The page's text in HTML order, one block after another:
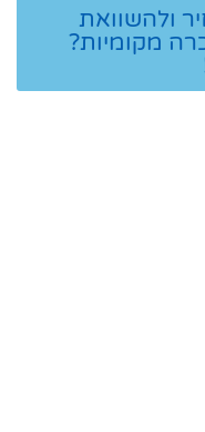
ולהשוואת
מקומיות?